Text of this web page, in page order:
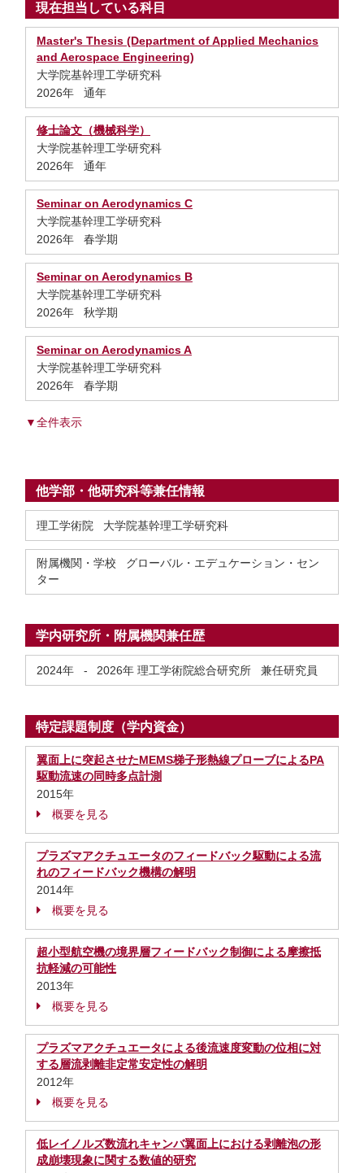
現在担当している科目
Master's Thesis (Department of Applied Mechanics
and Aerospace Engineering)
大学院基幹理工学研究科
2026年 通年
修士論文（機械科学）
大学院基幹理工学研究科
2026年 通年
Seminar on Aerodynamics C
大学院基幹理工学研究科
2026年 春学期
Seminar on Aerodynamics B
大学院基幹理工学研究科
2026年 秋学期
Seminar on Aerodynamics A
大学院基幹理工学研究科
2026年 春学期
▼全件表示
他学部・他研究科等兼任情報
理工学術院 大学院基幹理工学研究科
附属機関・学校 グローバル・エデュケーション・セン
ター
学内研究所・附属機関兼任歴
2024年 - 2026年 理工学術院総合研究所 兼任研究員
特定課題制度（学内資金）
翼面上に突起させたMEMS梯子形熱線プローブによるPA
駆動流速の同時多点計測
2015年
概要を見る
プラズマアクチュエータのフィードバック駆動による流
れのフィードバック機構の解明
2014年
概要を見る
超小型航空機の境界層フィードバック制御による摩擦抵
抗軽減の可能性
2013年
概要を見る
プラズマアクチュエータによる後流速度変動の位相に対
する層流剥離非定常安定性の解明
2012年
概要を見る
低レイノルズ数流れキャンバ翼面上における剥離泡の形
成崩壊現象に関する数値的研究